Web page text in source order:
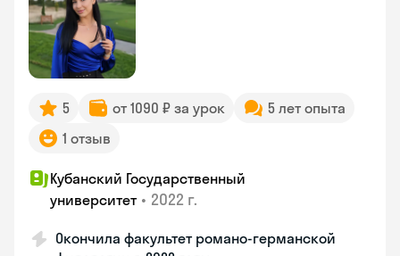
5 от 1090 ₽ за урок
5 лет опыта
1 отзыв
Кубанский Государственный
университет • 2022 г.
Окончила факультет романо-германской